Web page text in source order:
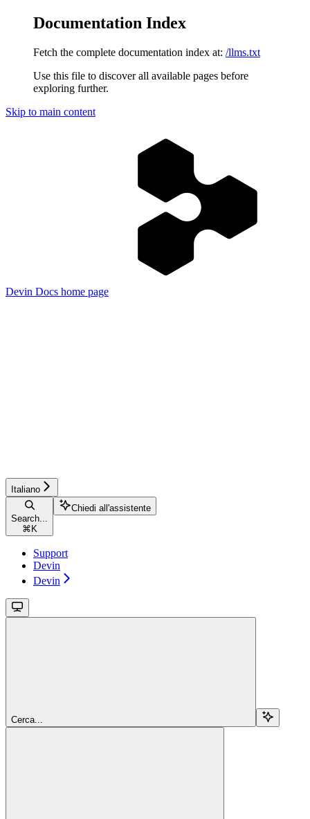
Documentation Index
Fetch the complete documentation index at: /llms.txt
Use this file to discover all available pages before
exploring further.
Skip to main content
Devin Docs home page
Italiano
Search...
⌘ K
Chiedi all'assistente
Support
Devin
Devin
Cerca...